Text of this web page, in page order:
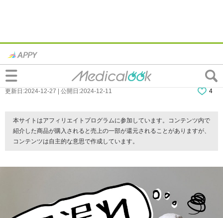
おりものが尿漏れみたい。臭いのはなぜ？
原因は排卵日？見分け方も【医師監修】
更新日:2024-12-27 | 公開日:2024-12-11 4
本サイトはアフィリエイトプログラムに参加しています。コンテンツ内で
紹介した商品が購入されると売上の一部が還元されることがありますが、
コンテンツは自主的な意思で作成しています。